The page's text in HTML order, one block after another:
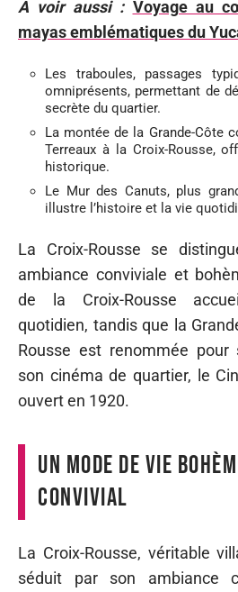
A voir aussi : Voyage au
mayas emblématiques du
Les traboules, passages
omniprésents, permettant de
secrète du quartier.
La montée de la Grande-Côte
Terreaux à la Croix-Rousse,
historique.
Le Mur des Canuts, plus
illustre l’histoire et la vie
La Croix-Rousse se
ambiance conviviale et
de la Croix-Rousse
quotidien, tandis que la
Rousse est renommée
son cinéma de quartier, le
ouvert en 1920.
Un mode de vie
convivial
La Croix-Rousse, véritable
séduit par son ambiance